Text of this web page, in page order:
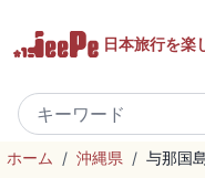
日本旅行を楽
ホーム / 沖縄県 / 与那国